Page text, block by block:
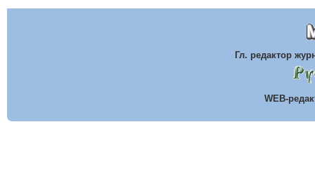
Гл. редактор
WEB-